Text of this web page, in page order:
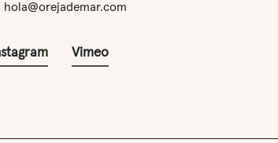
hola@orejademar.com
Vimeo